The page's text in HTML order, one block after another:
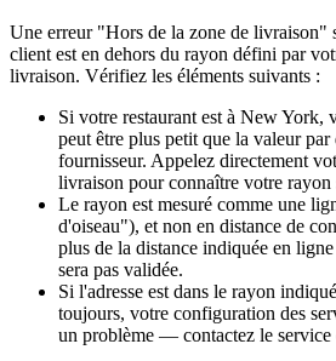
Une erreur "Hors de la zone de livraison"
client est en dehors du rayon défini par
livraison. Vérifiez les éléments suivants :
Si votre restaurant est à New York,
peut être plus petit que la valeur
fournisseur. Appelez directement
livraison pour connaître votre rayon
Le rayon est mesuré comme une
d'oiseau"), et non en distance de
plus de la distance indiquée en
sera pas validée.
Si l'adresse est dans le rayon
toujours, votre configuration des
un problème — contactez le service